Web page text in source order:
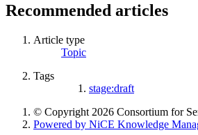
Recommended articles
Article type
Topic
Tags
stage:draft
© Copyright 2026 Consortium for
Powered by NiCE Knowledge